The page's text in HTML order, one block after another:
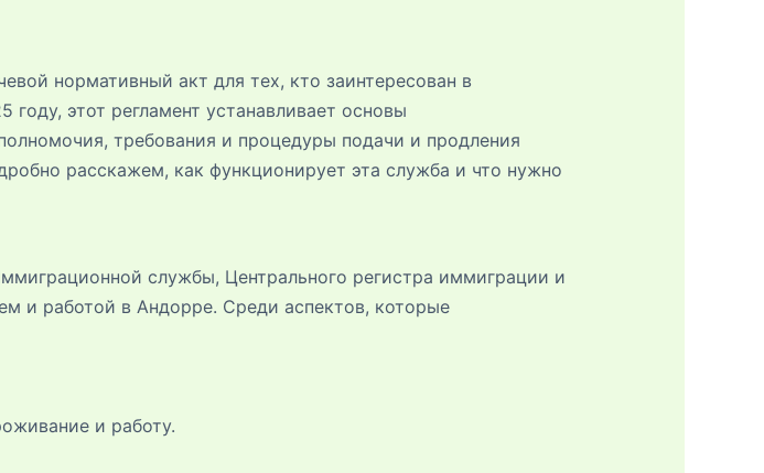
нормативный акт для тех, кто заинтересован в
этот регламент устанавливает основы
требования и процедуры подачи и продления
расскажем, как функционирует эта служба и что нужно
службы, Центрального регистра иммиграции и
и работой в Андорре. Среди аспектов, которые
и работу.